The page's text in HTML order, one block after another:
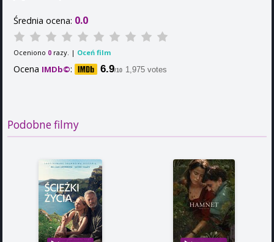
Średnia ocena: 0.0
Oceniono 0 razy. | Oceń film
Ocena IMDb©: 6.9/10 1,975 votes
Podobne filmy